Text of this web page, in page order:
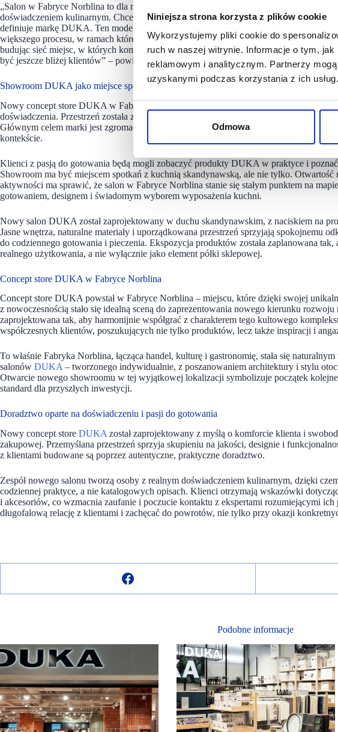
Niniejsza strona korzysta z plików cookie
Wykorzystujemy pliki cookie do
ruch w naszej witrynie. Informacje o tym,
reklamowym i analitycznym. Partnerzy
uzyskanymi podczas korzystania z ich usług.
Odmowa
„Salon w Fabryce Norblina to dla nas ważny krok w kierunku tworzenia miejsc, które
doświadczeniem kulinarnym. Chcemy, aby klienci mogli nie tylko zobaczyć produkty,
definiuje markę DUKA. Ten model sklepu traktujemy jako kierunek rozwoju i fundament
większego procesu, w ramach którego planujemy tworzyć podobne przestrzenie w
budując sieć miejsc, w których komfort, inspiracja i funkcjonalność idą ze sobą w
być jeszcze bliżej klientów” – powiedział Maciej Biesiada, CEO Biesiada Invest.
Showroom DUKA jako miejsce spotkań i kulinarnych doświadczeń
Nowy concept store DUKA w Fabryce Norblina pełni funkcję showroomu, w którym
doświadczenia. Przestrzeń została zaplanowana jako miejsce otwarte na spotkania z
Głównym celem marki jest zgromadzenie społeczności otwartej na wymiane inspiracji i
kontekście.
Klienci z pasją do gotowania będą mogli zobaczyć produkty DUKA w praktyce i
Showroom ma być miejscem spotkań z kuchnią skandynawską, ale nie tylko.
aktywności ma sprawić, że salon w Fabryce Norblina stanie się stałym punktem na
gotowaniem, designem i świadomym wyborem wyposażenia kuchni.
Nowy salon DUKA został zaprojektowany w duchu skandynawskim, z naciskiem na
Jasne wnętrza, naturalne materiały i uporządkowana przestrzeń sprzyjają spokojnemu
do codziennego gotowania i pieczenia. Ekspozycja produktów została zaplanowana
realnego użytkowania, a nie wyłącznie jako element półki sklepowej.
Concept store DUKA w Fabryce Norblina
Concept store DUKA powstał w Fabryce Norblina – miejscu, które dzięki swojej
z nowoczesnością stało się idealną sceną do zaprezentowania nowego kierunku rozwoju
zaprojektowana tak, aby harmonijnie współgrać z charakterem tego kultowego
współczesnych klientów, poszukujących nie tylko produktów, lecz także inspiracji i
To właśnie Fabryka Norblina, łącząca handel, kulturę i gastronomię, stała się
salonów DUKA– tworzonego indywidualnie, z poszanowaniem architektury i stylu
Otwarcie nowego showroomu w tej wyjątkowej lokalizacji symbolizuje początek
standard dla przyszłych inwestycji.
Doradztwo oparte na doświadczeniu i pasji do gotowania
Nowy concept store DUKA został zaprojektowany z myślą o komforcie klienta i
zakupowej. Przemyślana przestrzeń sprzyja skupieniu na jakości, designie i
z klientami budowane są poprzez autentyczne, praktyczne doradztwo.
Zespół nowego salonu tworzą osoby z realnym doświadczeniem kulinarnym, dzięki
codziennej praktyce, a nie katalogowych opisach. Klienci otrzymają wskazówki
i akcesoriów, co wzmacnia zaufanie i poczucie kontaktu z ekspertami rozumiejącymi
długofalową relację z klientami i zachęcać do powrotów, nie tylko przy okazji
Podobne informacje